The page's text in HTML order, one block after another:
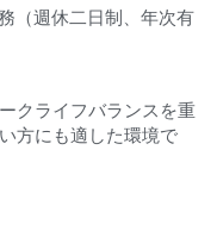
（週休二日制、年次有
クライフバランスを重
方にも適した環境で